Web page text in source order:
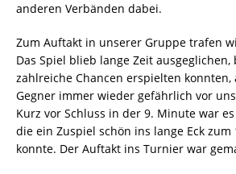
anderen Verbänden dabei.
Zum Auftakt in unserer Gruppe trafen
Das Spiel blieb lange Zeit
zahlreiche Chancen erspielten konnten,
Gegner immer wieder gefährlich vor
Kurz vor Schluss in der 9. Minute war
die ein Zuspiel schön ins lange Eck zum
konnte. Der Auftakt ins Turnier war